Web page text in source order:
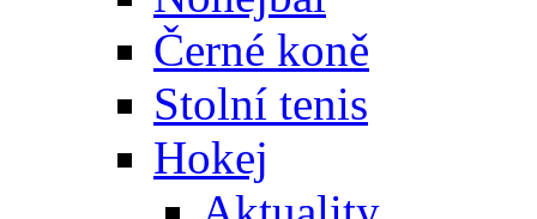
Černé koně
Stolní tenis
Hokej